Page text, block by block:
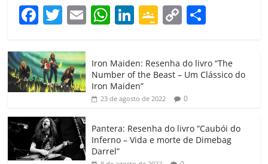
F
c
e
b
o
o
k
T
itt
er
E W
at
s
A
p
Li
e
dI
G
gl
e
Cl
a
ss
C
p
y
Li
k
m
p
h
ar
Iron Maiden: Resenha do livro “The
Number of the Beast – Um Clássico do
Iron Maiden”
23 de agosto de 2022 0
Pantera: Resenha do livro “Caubói do
Inferno – Vida e morte de Dimebag
Darrel”